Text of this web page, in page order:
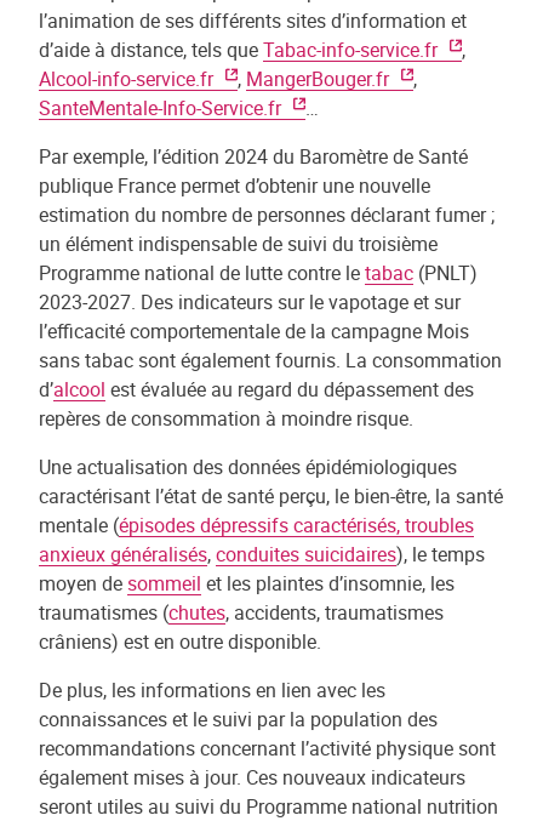
l’animation de ses différents sites d’information et
d’aide à distance, tels queTabac-info-service.fr
,
Alcool-info-service.fr
, MangerBouger.fr
,
SanteMentale-Info-Service.fr
…
Par exemple, l’édition 2024 du Baromètre de Santé
publique France permet d’obtenir une nouvelle
estimation du nombre de personnes déclarant fumer ;
un élément indispensable de suivi du troisième
Programme national de lutte contre letabac (PNLT)
2023-2027. Des indicateurs sur le vapotage et sur
l’efficacité comportementale de la campagne Mois
sans tabac sont également fournis. La consommation
d’alcool est évaluée au regard du dépassement des
repères de consommation à moindre risque.
Une actualisation des données épidémiologiques
caractérisant l’état de santé perçu, le bien-être, la santé
mentale (épisodes dépressifs caractérisés, troubles
anxieux généralisés,conduites suicidaires), le temps
moyen desommeil et les plaintes d’insomnie, les
traumatismes (chutes, accidents, traumatismes
crâniens) est en outre disponible.
De plus, les informations en lien avec les
connaissances et le suivi par la population des
recommandations concernant l’activité physique sont
également mises à jour. Ces nouveaux indicateurs
seront utiles au suivi du Programme national nutrition